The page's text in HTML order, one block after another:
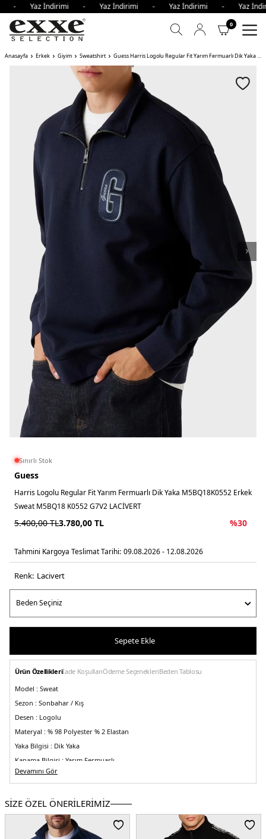
- Yaz İndirimi - Yaz İndirimi - Yaz İndirimi -
0
Anasayfa Erkek Giyim Sweatshirt Guess Harris Logolu Regular Fit Yarım Fermuarlı Dik Yaka Erkek Sweat
Sınırlı Stok
Guess
Harris Logolu Regular Fit Yarım Fermuarlı Dik Yaka M5BQ18K0552 Erkek
Sweat M5BQ18 K0552 G7V2 LACİVERT
5.400,00TL3.780,00 TL %30
Tahmini Kargoya Teslimat Tarihi: 09.08.2026 - 12.08.2026
Renk: laci̇vert
Sepete Ekle
Ürün Özellikleriİade KoşullarıÖdeme SeçenekleriBeden Tablosu
Model : Sweat
Sezon : Sonbahar / Kış
Desen : Logolu
Materyal : % 98 Polyester % 2 Elastan
Yaka Bilgisi : Dik Yaka
Kapama Bilgisi : Yarım Fermuarlı
Kol Bilgisi :Uzun Kol
Menşei :Çin
5DK1M5BQ18K0552G7V2.12
Devamını Gör
SİZE ÖZEL ÖNERİLERİMİZ